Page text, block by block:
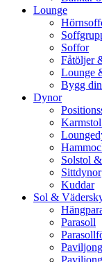
Lounge
Soffor
Fåtöljer
Lounge
Bygg
Dynor
Solstol
Sittdynor
Kuddar
Sol &
Parasoll